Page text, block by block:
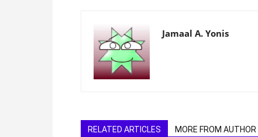
Jamaal A. Yonis
RELATED ARTICLES MORE FROM AUTHOR